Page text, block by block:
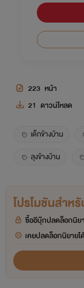
223 หน้า
21 ดาวน์โหลด
เด็กข้างบ้าน
ลุงข้างบ้าน
โปรโมชันสำห
ซื้ออีบุ๊กปลดล็อกนิย
เคยปลดล็อกนิยาย